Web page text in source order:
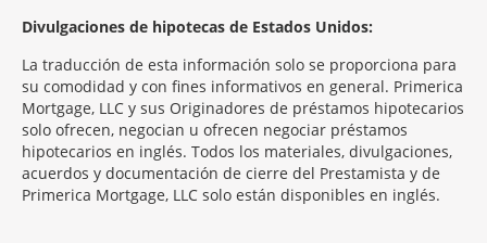
Morgage
Section
Divulgaciones de hipotecas de Estados Unidos:
La traducción de esta información solo se proporciona para
su comodidad y con fines informativos en general. Primerica
Mortgage, LLC y sus Originadores de préstamos hipotecarios
solo ofrecen, negocian u ofrecen negociar préstamos
hipotecarios en inglés. Todos los materiales, divulgaciones,
acuerdos y documentación de cierre del Prestamista y de
Primerica Mortgage, LLC solo están disponibles en inglés.